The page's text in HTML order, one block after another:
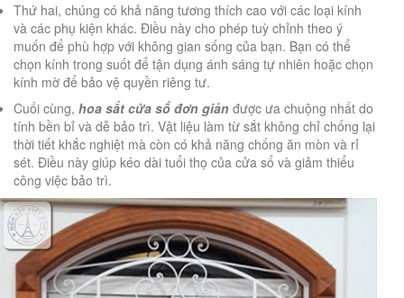
Thứ hai, chúng có khả năng tương thích cao với các loại kính
và các phụ kiện khác. Điều này cho phép tuỳ chỉnh theo ý
muốn để phù hợp với không gian sống của bạn. Bạn có thể
chọn kính trong suốt để tận dụng ánh sáng tự nhiên hoặc chọn
kính mờ để bảo vệ quyền riêng tư.
Cuối cùng, hoa sắt cửa sổ đơn giản được ưa chuộng nhất do
tính bền bỉ và dễ bảo trì. Vật liệu làm từ sắt không chỉ chống lại
thời tiết khắc nghiệt mà còn có khả năng chống ăn mòn và rỉ
sét. Điều này giúp kéo dài tuổi thọ của cửa sổ và giảm thiểu
công việc bảo trì.